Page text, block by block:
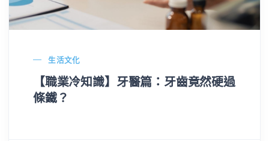
生活文化
【職業冷知識】牙醫篇：牙齒竟然硬過
條鐵？